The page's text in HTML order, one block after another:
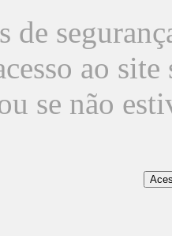
de
ao
se não